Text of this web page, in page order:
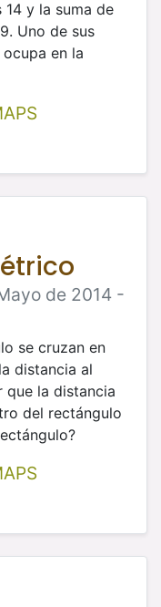
y la suma de
Uno de sus
en la
de 2014 -
se cruzan en
distancia al
que la distancia
del rectángulo